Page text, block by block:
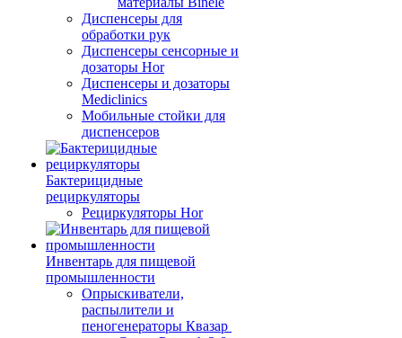
Диспенсеры для
обработки рук
Диспенсеры сенсорные и
дозаторы Hor
Диспенсеры и дозаторы
Mediclinics
Мобильные стойки для
диспенсеров
Бактерицидные
рециркуляторы
Рециркуляторы Hor
Инвентарь для пищевой
промышленности
Опрыскиватели,
распылители и
пеногенераторы Квазар